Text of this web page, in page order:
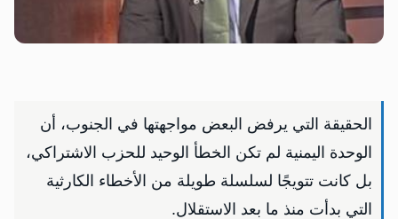
‏الحقيقة التي يرفض البعض مواجهتها في الجنوب، أن
الوحدة اليمنية لم تكن الخطأ الوحيد للحزب الاشتراكي،
بل كانت تتويجًا لسلسلة طويلة من الأخطاء الكارثية
التي بدأت منذ ما بعد الاستقلال.